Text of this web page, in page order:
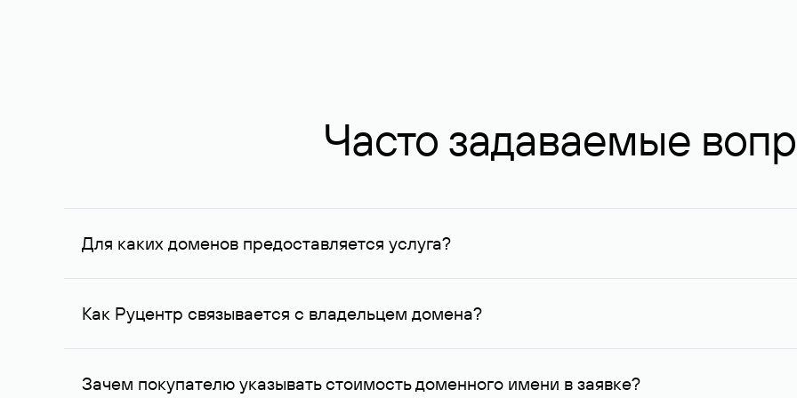
Часто задаваемые
Для каких доменов предоставляется услуга?
Услуга доступна для доменов, зарегистрированных в Руцентре и у других регистраторов. Для доменов,
Как Руцентр связывается с владельцем домена?
Для связи с владельцем домена используются его контактные данные, доступные Руцентру.
Зачем покупателю указывать стоимость доменного имени в заявке?